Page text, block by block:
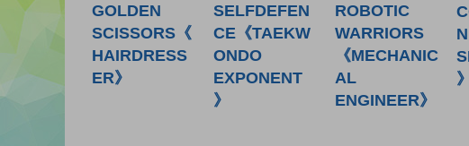
GOLDEN
SCISSORS《
HAIRDRESS
ER》
SELFDEFEN
CE《TAEKW
ONDO
EXPONENT
》
ROBOTIC
WARRIORS
《MECHANIC
AL
ENGINEER》
》